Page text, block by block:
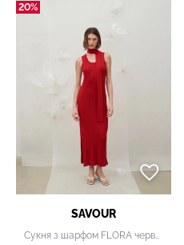
20%
SAVOUR
Сукня з шарфом FLORA червона